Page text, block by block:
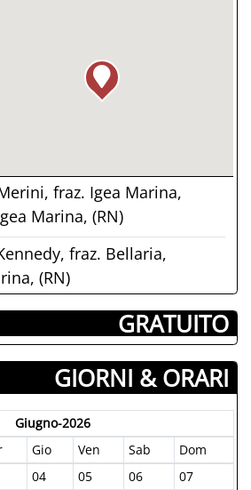
fraz. Igea Marina,
Marina, (RN)
fraz. Bellaria,
(RN)
­ GRATUITO
GIORNI & ORARI
Giugno-2026
Gio Ven Sab
Dom
04 05 06
07